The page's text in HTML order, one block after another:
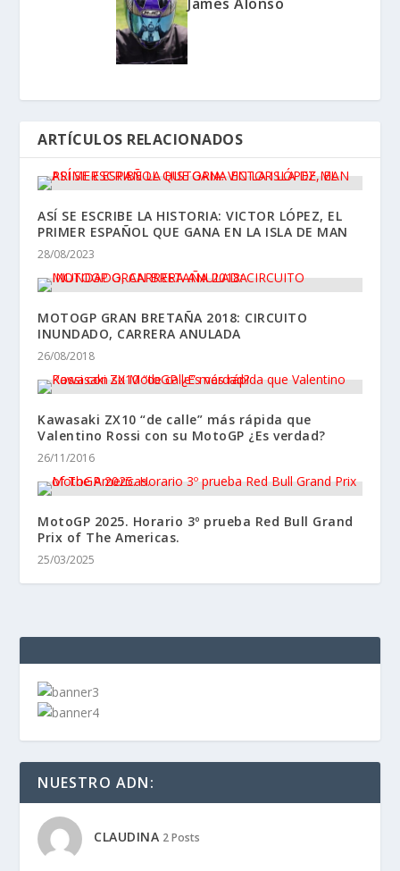
ARTÍCULOS RELACIONADOS
ASÍ SE ESCRIBE LA HISTORIA: VICTOR LÓPEZ, EL
PRIMER ESPAÑOL QUE GANA EN LA ISLA DE MAN
28/08/2023
MOTOGP GRAN BRETAÑA 2018: CIRCUITO
INUNDADO, CARRERA ANULADA
26/08/2018
Kawasaki ZX10 “de calle” más rápida que
Valentino Rossi con su MotoGP ¿Es verdad?
26/11/2016
MotoGP 2025. Horario 3º prueba Red Bull Grand
Prix of The Americas.
25/03/2025
NUESTRO ADN:
CLAUDINA 2 Posts